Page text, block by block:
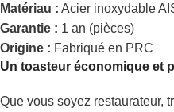
Matériau : Acier inoxydable
Garantie : 1 an (pièces)
Origine : Fabriqué en PRC
Un toasteur économique et
Que vous soyez restaurateur,